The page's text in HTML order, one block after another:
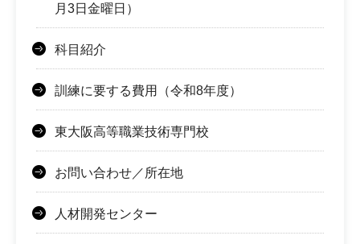
月3日金曜日）
科目紹介
訓練に要する費用（令和8年度）
東大阪高等職業技術専門校
お問い合わせ／所在地
人材開発センター